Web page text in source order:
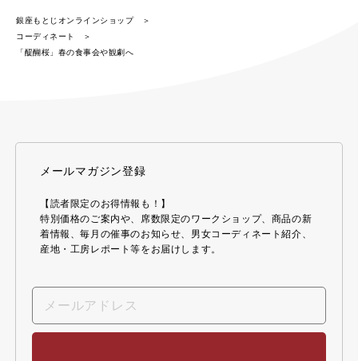
銀座もとじオンラインショップ
コーディネート
「醍醐桜」春の食事会や観劇へ
メールマガジン登録
【読者限定のお得情報も！】
特別価格のご案内や、席数限定のワークショップ、商品の新
着情報、毎月の催事のお知らせ、男女コーディネート紹介、
産地・工房レポート等をお届けします。